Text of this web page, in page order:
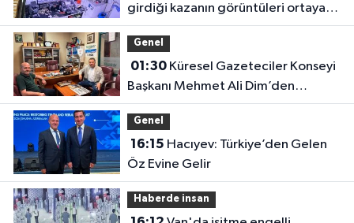
girdiği kazanın görüntüleri ortaya
çıktı
Genel
01:30Küresel Gazeteciler Konseyi
Başkanı Mehmet Ali Dim’den
Gazetemize Ziyaret
Genel
16:15
Öz Evine Gelir
Haberde insan